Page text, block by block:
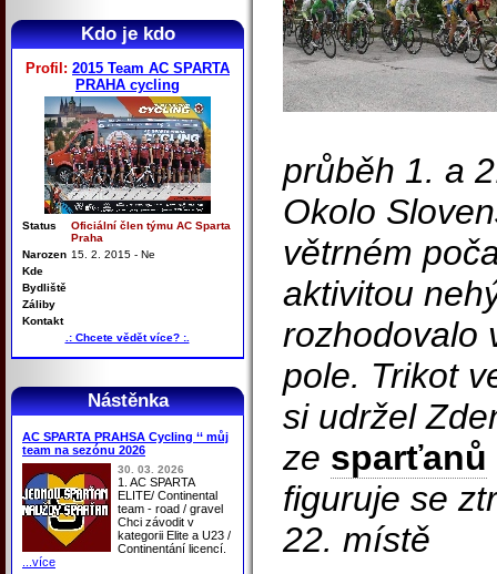
Kdo je kdo
Profil: 2015 Team AC SPARTA
PRAHA cycling
Status
Oficiální člen týmu AC Sparta
Praha
Narozen 15. 2. 2015 - Ne
Kde
Bydliště
Záliby
Kontakt
.: Chcete vědět více? :.
Nástěnka
AC SPARTA PRAHSA Cycling ‘‘ můj
team na sezónu 2026
30. 03. 2026
1. AC SPARTA
ELITE/ Continental
team - road / gravel
Chci závodit v
kategorii Elite a U23 /
Continentání licencí.
...více
průběh 1. a
Okolo
větrném
aktivitou
rozhodovalo
pole. Trikot
si udržel
ze sparťanů
figuruje se
22. místě